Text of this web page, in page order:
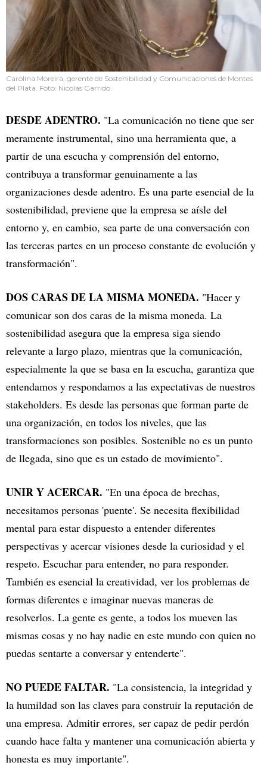
Carolina Moreira, gerente de Sostenibilidad y Comunicaciones de Montes
del Plata. Foto: Nicolás Garrido.
DESDE ADENTRO. "La comunicación no tiene que ser
meramente instrumental, sino una herramienta que, a
partir de una escucha y comprensión del entorno,
contribuya a transformar genuinamente a las
organizaciones desde adentro. Es una parte esencial de la
sostenibilidad, previene que la empresa se aísle del
entorno y, en cambio, sea parte de una conversación con
las terceras partes en un proceso constante de evolución y
transformación".
DOS CARAS DE LA MISMA MONEDA. "Hacer y
comunicar son dos caras de la misma moneda. La
sostenibilidad asegura que la empresa siga siendo
relevante a largo plazo, mientras que la comunicación,
especialmente la que se basa en la escucha, garantiza que
entendamos y respondamos a las expectativas de nuestros
stakeholders. Es desde las personas que forman parte de
una organización, en todos los niveles, que las
transformaciones son posibles. Sostenible no es un punto
de llegada, sino que es un estado de movimiento".
UNIR Y ACERCAR. "En una época de brechas,
necesitamos personas 'puente'. Se necesita flexibilidad
mental para estar dispuesto a entender diferentes
perspectivas y acercar visiones desde la curiosidad y el
respeto. Escuchar para entender, no para responder.
También es esencial la creatividad, ver los problemas de
formas diferentes e imaginar nuevas maneras de
resolverlos. La gente es gente, a todos los mueven las
mismas cosas y no hay nadie en este mundo con quien no
puedas sentarte a conversar y entenderte".
NO PUEDE FALTAR. "La consistencia, la integridad y
la humildad son las claves para construir la reputación de
una empresa. Admitir errores, ser capaz de pedir perdón
cuando hace falta y mantener una comunicación abierta y
honesta es muy importante".